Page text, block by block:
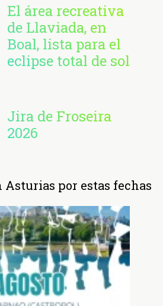
El área recreativa
de Llaviada, en
Boal, lista para el
eclipse total de sol
Jira de Froseira
2026
Asturias por estas fechas